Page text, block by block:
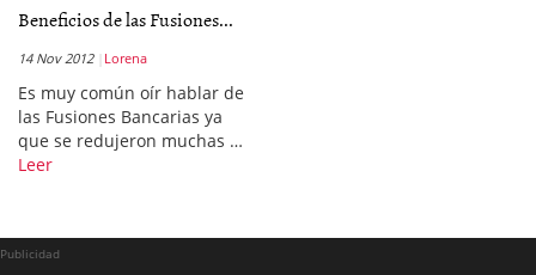
Beneficios de las Fusiones...
14 Nov 2012 Lorena
Es muy común oír hablar de
las Fusiones Bancarias ya
que se redujeron muchas …
Leer
Publicidad